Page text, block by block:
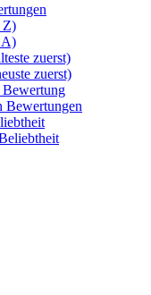
Z)
A)
zuerst)
zuerst)
Bewertungen